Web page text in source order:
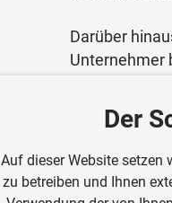
Darüber
Unternehmer
ist
Der
Auf dieser Website setzen
zu betreiben und Ihnen